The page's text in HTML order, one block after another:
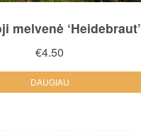
melvenė ‘Heidebraut’
€4.50
DAUGIAU